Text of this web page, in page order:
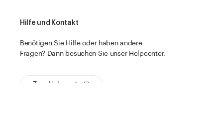
Hilfe und Kontakt
Benötigen Sie Hilfe oder haben andere
Fragen? Dann besuchen Sie unser Helpcenter.
Zum Helpcenter